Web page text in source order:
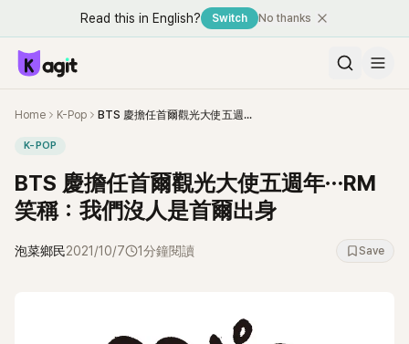
Read this in English? Switch No thanks
Home K-Pop BTS 慶擔任首爾觀光大使五週年⋯RM笑稱：我們沒人是首爾出身
K-POP
BTS 慶擔任首爾觀光大使五週年⋯RM
笑稱：我們沒人是首爾出身
泡菜鄉民2021/10/7 1分鐘閱讀 Save